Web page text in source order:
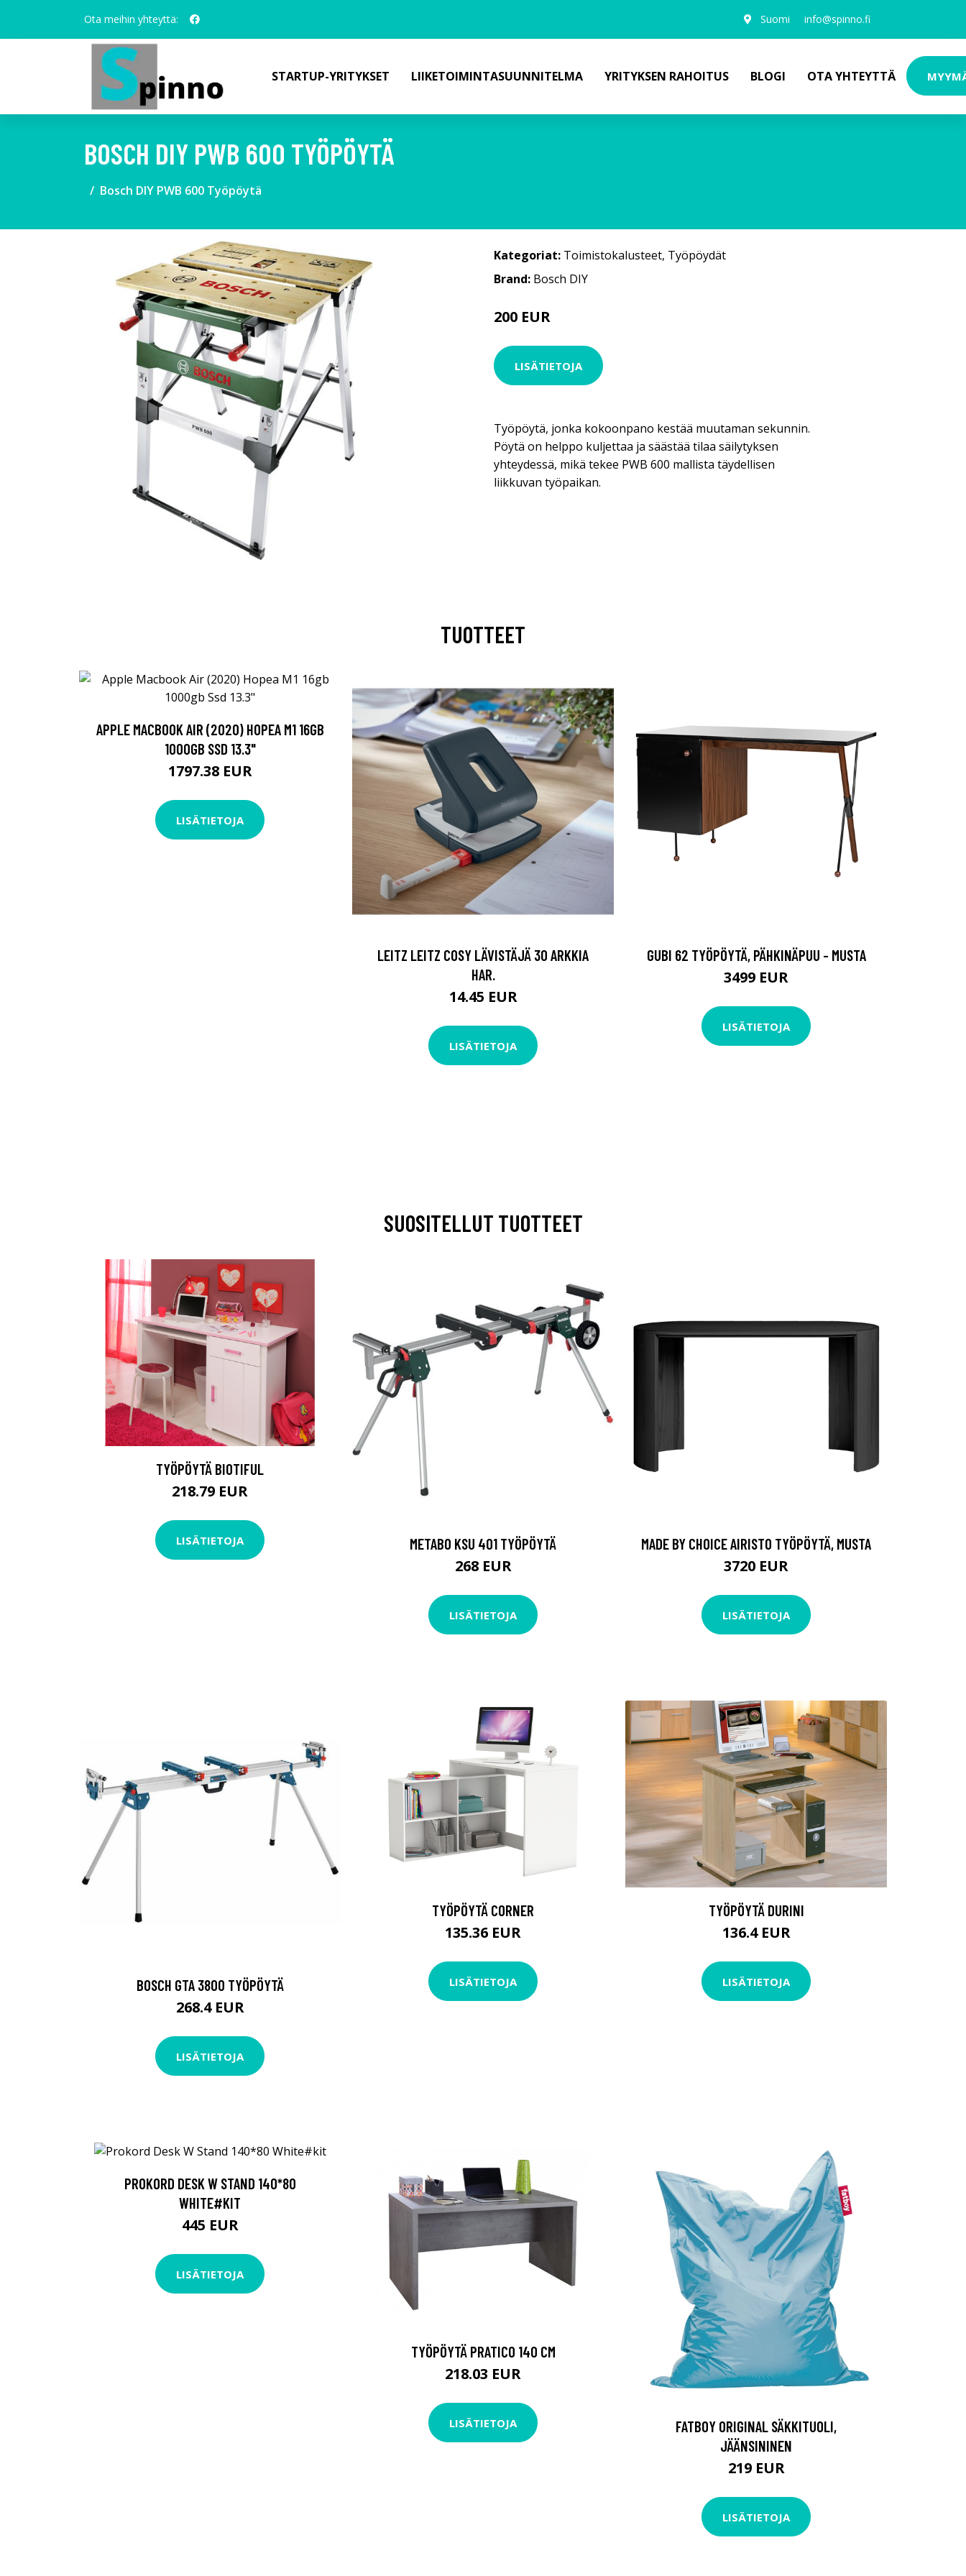
Ota meihin yhteyttä: Suomi info@spinno.fi
STARTUP-YRITYKSET LIIKETOIMINTASUUNNITELMA YRITYKSEN RAHOITUS BLOGI OTA YHTEYTTÄ
BOSCH DIY PWB 600 TYÖPÖYTÄ
Bosch DIY PWB 600 Työpöytä
Kategoriat: Toimistokalusteet, Työpöydät
Brand: Bosch DIY
200 EUR
LISÄTIETOJA
Työpöytä, jonka kokoonpano kestää muutaman sekunnin.
Pöytä on helppo kuljettaa ja säästää tilaa säilytyksen
yhteydessä, mikä tekee PWB 600 mallista täydellisen
liikkuvan työpaikan.
TUOTTEET
APPLE MACBOOK AIR (2020) HOPEA M1 16GB
1000GB SSD 13.3"
1797.38 EUR
LISÄTIETOJA
LEITZ LEITZ COSY LÄVISTÄJÄ 30 ARKKIA
HAR.
14.45 EUR
LISÄTIETOJA
GUBI 62 TYÖPÖYTÄ, PÄHKINÄPUU - MUSTA
3499 EUR
LISÄTIETOJA
SUOSITELLUT TUOTTEET
TYÖPÖYTÄ BIOTIFUL
218.79 EUR
LISÄTIETOJA METABO KSU 401 TYÖPÖYTÄ
268 EUR
LISÄTIETOJA
MADE BY CHOICE AIRISTO TYÖPÖYTÄ, MUSTA
3720 EUR
LISÄTIETOJA
BOSCH GTA 3800 TYÖPÖYTÄ
268.4 EUR
LISÄTIETOJA
TYÖPÖYTÄ CORNER
135.36 EUR
LISÄTIETOJA
TYÖPÖYTÄ DURINI
136.4 EUR
LISÄTIETOJA
PROKORD DESK W STAND 140*80
WHITE#KIT
445 EUR
LISÄTIETOJA
TYÖPÖYTÄ PRATICO 140 CM
218.03 EUR
LISÄTIETOJA
FATBOY ORIGINAL SÄKKITUOLI,
JÄÄNSININEN
219 EUR
LISÄTIETOJA